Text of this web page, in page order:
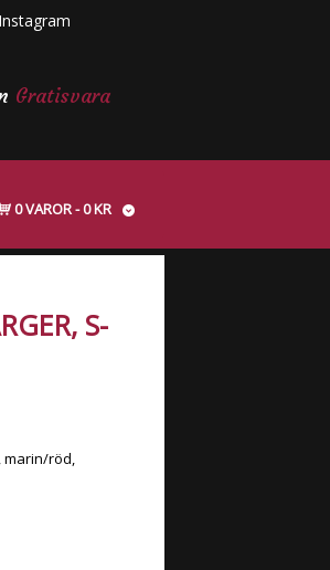
Instagram
Gratisvara
0 VAROR 0 KR
S-
marin/röd,